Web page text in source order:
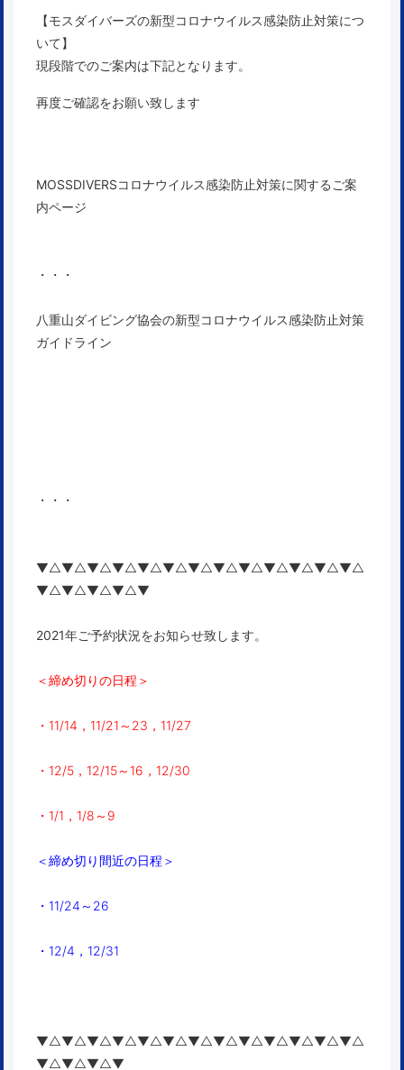
【モスダイバーズの新型コロナウイルス感染防止対策につ
いて】
現段階でのご案内は下記となります。
再度ご確認をお願い致します
MOSSDIVERSコロナウイルス感染防止対策に関するご案
内ページ
・・・
八重山ダイビング協会の新型コロナウイルス感染防止対策
ガイドライン
・・・
▼△▼△▼△▼△▼△▼△▼△▼△▼△▼△▼△▼△▼△
▼△▼△▼△▼△▼
2021年ご予約状況をお知らせ致します。
＜締め切りの日程＞
・11/14，11/21～23，11/27
・12/5，12/15～16，12/30
・1/1，1/8～9
＜締め切り間近の日程＞
・11/24～26
・12/4，12/31
▼△▼△▼△▼△▼△▼△▼△▼△▼△▼△▼△▼△▼△
▼△▼△▼△▼